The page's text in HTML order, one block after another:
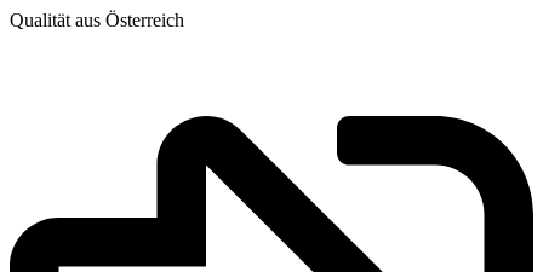
Qualität aus Österreich